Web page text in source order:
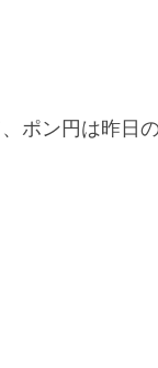
ポン円は昨日